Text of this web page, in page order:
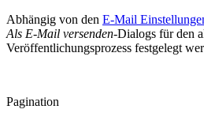
Abhängig von den E-Mail
Als E-Mail versenden-Dialogs für den
Veröffentlichungsprozess festgelegt
Pagination